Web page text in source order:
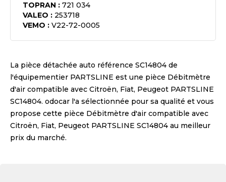
TOPRAN : 721 034
VALEO : 253718
VEMO : V22-72-0005
La pièce détachée auto référence SC14804 de
l'équipementier PARTSLINE est une pièce Débitmètre
d'air compatible avec Citroën, Fiat, Peugeot PARTSLINE
SC14804. odocar l'a sélectionnée pour sa qualité et vous
propose cette pièce Débitmètre d'air compatible avec
Citroën, Fiat, Peugeot PARTSLINE SC14804 au meilleur
prix du marché.